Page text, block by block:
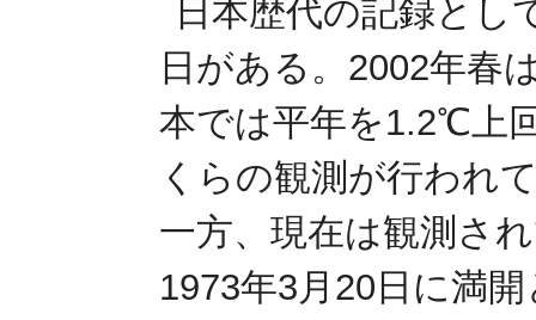
日本歴代の記録とし
日がある。2002年春
本では平年を1.2℃上
くらの観測が行われ
一方、現在は観測さ
1973年3月20日に満